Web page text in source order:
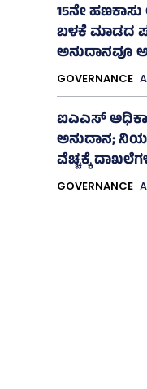
15ನೇ
ಬಳಕೆ ಮಾಡದ
ಅನುದಾನವೂ
GOVERNANCE
ಐಎಎಸ್‌
ಅನುದಾನ;
ವೆಚ್ಚಕ್ಕೆ
GOVERNANCE